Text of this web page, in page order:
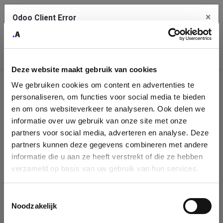
Deze website maakt gebruik van cookies
We gebruiken cookies om content en advertenties te
personaliseren, om functies voor social media te bieden
en om ons websiteverkeer te analyseren. Ook delen we
informatie over uw gebruik van onze site met onze
partners voor social media, adverteren en analyse. Deze
partners kunnen deze gegevens combineren met andere
informatie die u aan ze heeft verstrekt of die ze hebben
verzameld op basis van uw gebruik van hun services.
Noodzakelijk
Company
Identification
Please fill in your company details
You can search a company in our database by name, VAT or
enterprise ID. When a company is selected it will auto-complete the
form. If you don't find your company in our database, you can create
Odoo Client Error ×
service.
See details
Ok